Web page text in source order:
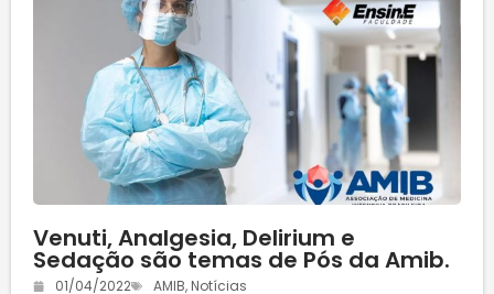
Venuti, Analgesia, Delirium e
Sedação são temas de Pós da Amib.
01/04/2022 AMIB, Notícias